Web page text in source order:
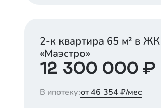
2-к квартира 65 м² в ЖК
«Маэстро»
12 300 000 ₽
В ипотеку:от 46 354 ₽/мес